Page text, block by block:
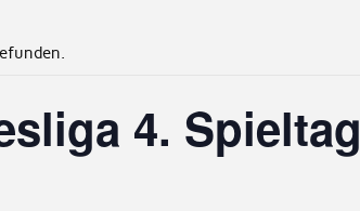
4. Spieltag